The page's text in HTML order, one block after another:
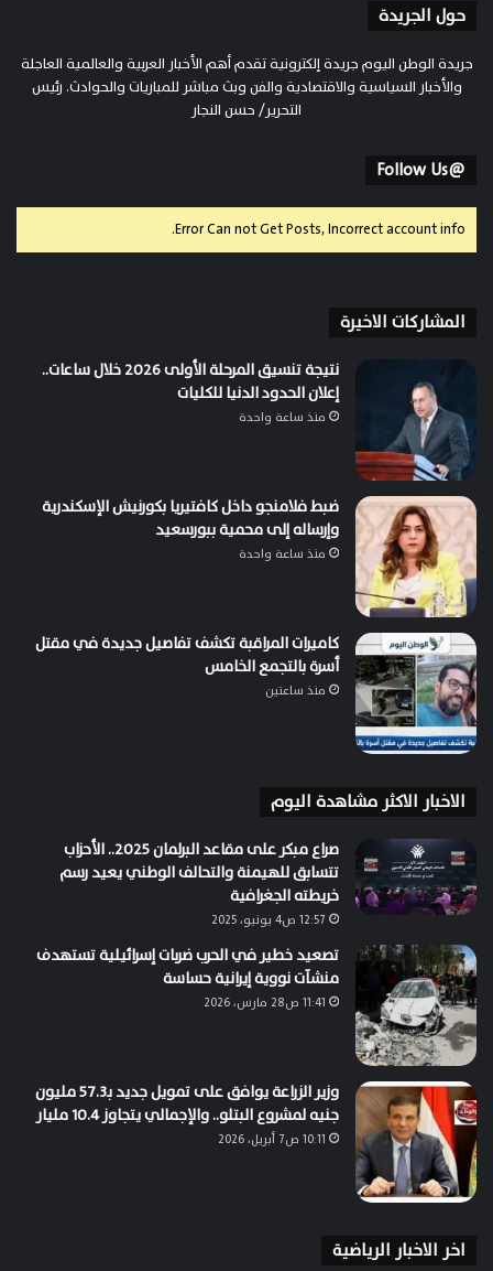
حول الجريدة
جريدة الوطن اليوم جريدة إلكترونية تقدم أهم الأخبار العربية والعالمية العاجلة
والأخبار السياسية والاقتصادية والفن وبث مباشر للمباريات والحوادث. رئيس
التحرير/ حسن النجار
@Follow Us
Error Can not Get Posts, Incorrect account info.
المشاركات الاخيرة
نتيجة تنسيق المرحلة الأولى 2026 خلال ساعات..
إعلان الحدود الدنيا للكليات
منذ ساعة واحدة
ضبط فلامنجو داخل كافتيريا بكورنيش الإسكندرية
وإرساله إلى محمية ببورسعيد
منذ ساعة واحدة
كاميرات المراقبة تكشف تفاصيل جديدة في مقتل
أسرة بالتجمع الخامس
منذ ساعتين
الاخبار الاكثر مشاهدة اليوم
صراع مبكر على مقاعد البرلمان 2025.. الأحزاب
تتسابق للهيمنة والتحالف الوطني يعيد رسم
خريطته الجغرافية
12:57 ص4 يونيو، 2025
تصعيد خطير في الحرب ضربات إسرائيلية تستهدف
منشآت نووية إيرانية حساسة
11:41 ص28 مارس، 2026
وزير الزراعة يوافق على تمويل جديد بـ57.3 مليون
جنيه لمشروع البتلو.. والإجمالي يتجاوز 10.4 مليار
10:11 ص7 أبريل، 2026
اخر الاخبار الرياضية